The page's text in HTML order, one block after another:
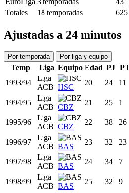
2009/10
Prim.
FEB
CCB
34
FEB
CCB
Liga
ACB
Prim.
FEB
4 temporadas 129
EuroLiga
3 temporadas 43
18 temporadas
Ajustadas a 24 minutos
Por temporada Por liga y equipo
Temp Liga Equipo Edad PJ PT
1993/94
Liga
ACB HSC
20 24 11
1994/95
Liga
ACB CBZ
21 25 1